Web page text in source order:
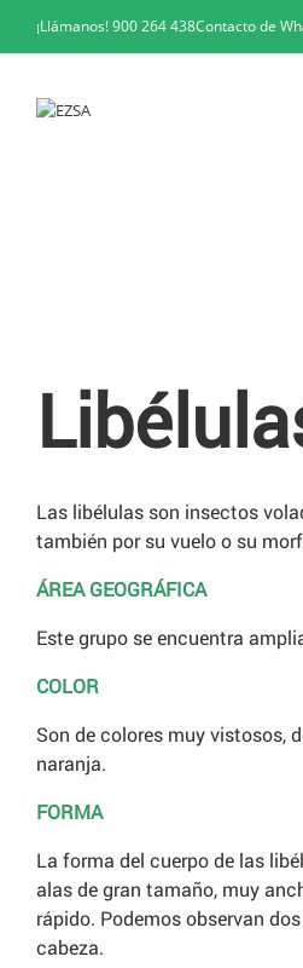
¡Llámanos!900 264 438Contacto de
Las libélulas son insectos
también por su vuelo o su
ÁREA GEOGRÁFICA
Este grupo se encuentra
COLOR
Son de colores muy vistosos,
naranja.
FORMA
La forma del cuerpo de las
alas de gran tamaño, muy
rápido. Podemos observan
cabeza.